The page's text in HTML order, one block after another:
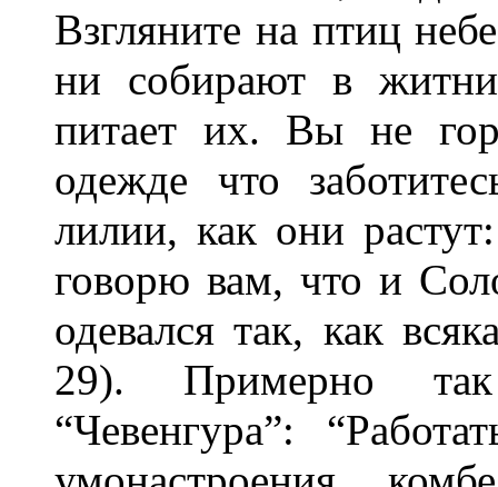
Взгляните на птиц
ни собирают в
питает их. Вы не
одежде что
лилии, как они
говорю вам, что и
одевался так, как
29). Примерно
“Чевенгура”: